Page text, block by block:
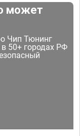
может
Чип Тюнинг
50+ городах РФ